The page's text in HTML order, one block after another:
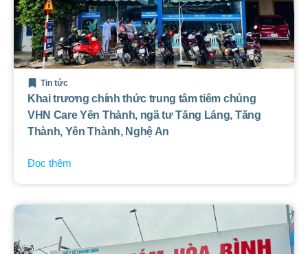
Tin tức
Khai trương chính thức trung tâm tiêm chủng
VHN Care Yên Thành, ngã tư Tăng Láng, Tăng
Thành, Yên Thành, Nghệ An
Đọc thêm